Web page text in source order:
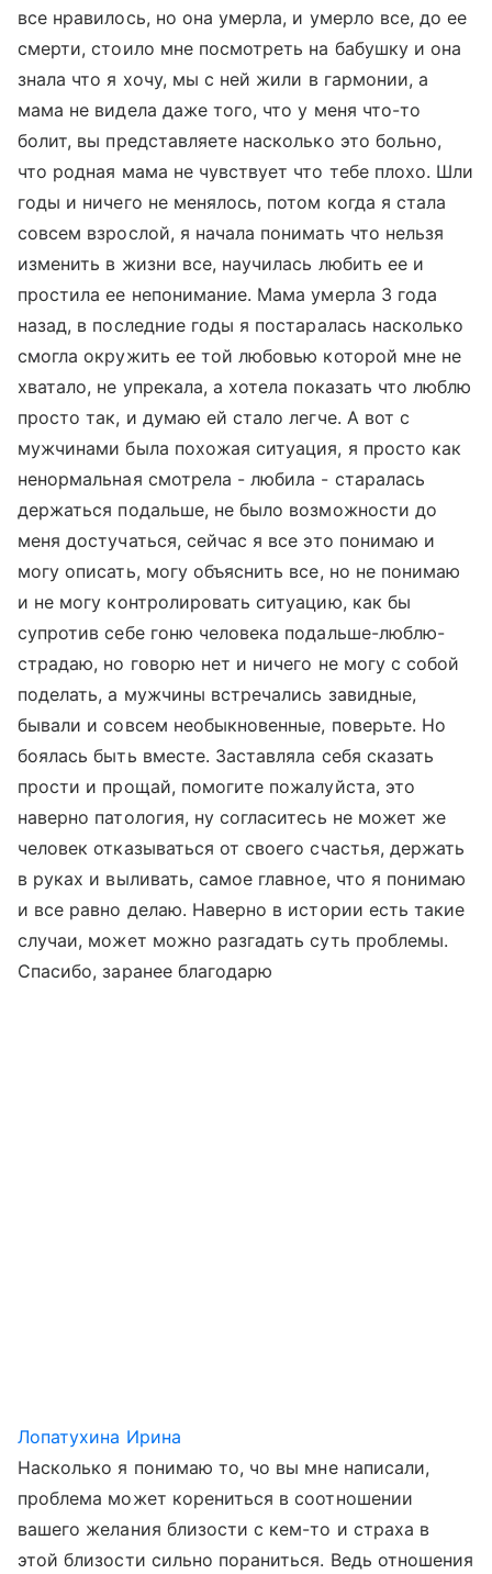
все нравилось, но она умерла, и умерло все, до ее
смерти, стоило мне посмотреть на бабушку и она
знала что я хочу, мы с ней жили в гармонии, а
мама не видела даже того, что у меня что-то
болит, вы представляете насколько это больно,
что родная мама не чувствует что тебе плохо. Шли
годы и ничего не менялось, потом когда я стала
совсем взрослой, я начала понимать что нельзя
изменить в жизни все, научилась любить ее и
простила ее непонимание. Мама умерла 3 года
назад, в последние годы я постаралась насколько
смогла окружить ее той любовью которой мне не
хватало, не упрекала, а хотела показать что люблю
просто так, и думаю ей стало легче. А вот с
мужчинами была похожая ситуация, я просто как
ненормальная смотрела - любила - старалась
держаться подальше, не было возможности до
меня достучаться, сейчас я все это понимаю и
могу описать, могу объяснить все, но не понимаю
и не могу контролировать ситуацию, как бы
супротив себе гоню человека подальше-люблю-
страдаю, но говорю нет и ничего не могу с собой
поделать, а мужчины встречались завидные,
бывали и совсем необыкновенные, поверьте. Но
боялась быть вместе. Заставляла себя сказать
прости и прощай, помогите пожалуйста, это
наверно патология, ну согласитесь не может же
человек отказываться от своего счастья, держать
в руках и выливать, самое главное, что я понимаю
и все равно делаю. Наверно в истории есть такие
случаи, может можно разгадать суть проблемы.
Спасибо, заранее благодарю
Лопатухина Ирина
Насколько я понимаю то, чо вы мне написали,
проблема может корениться в соотношении
вашего желания близости с кем-то и страха в
этой близости сильно пораниться. Ведь отношения